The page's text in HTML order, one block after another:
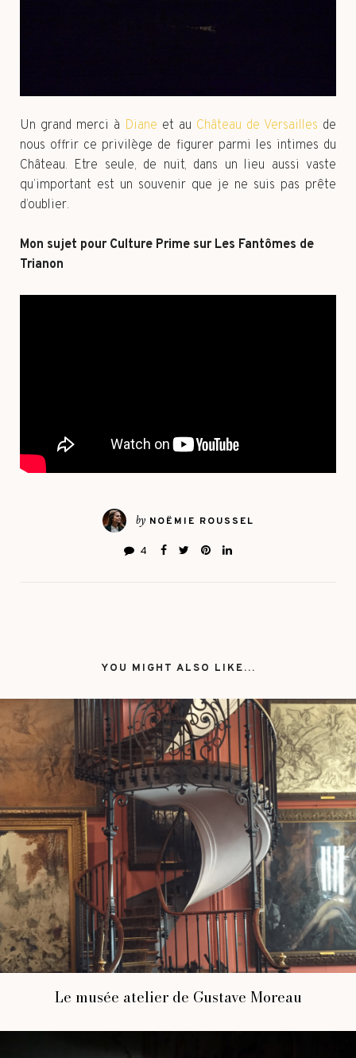
Un grand merci à Diane et au Château de Versailles de
nous offrir ce privilège de figurer parmi les intimes du
Château. Etre seule, de nuit, dans un lieu aussi vaste
qu’important est un souvenir que je ne suis pas prête
d’oublier.
Mon sujet pour Culture Prime sur Les Fantômes de
Trianon
by NOËMIE ROUSSEL
4
YOU MIGHT ALSO LIKE...
Le musée atelier de Gustave Moreau